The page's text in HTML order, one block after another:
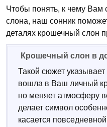
Чтобы понять, к чему Вам
слона, наш сонник
деталях крошечный слон
Крошечный слон в
Такой сюжет
вошла в Ваш личный
но меняет атмосферу
делает символ
касается